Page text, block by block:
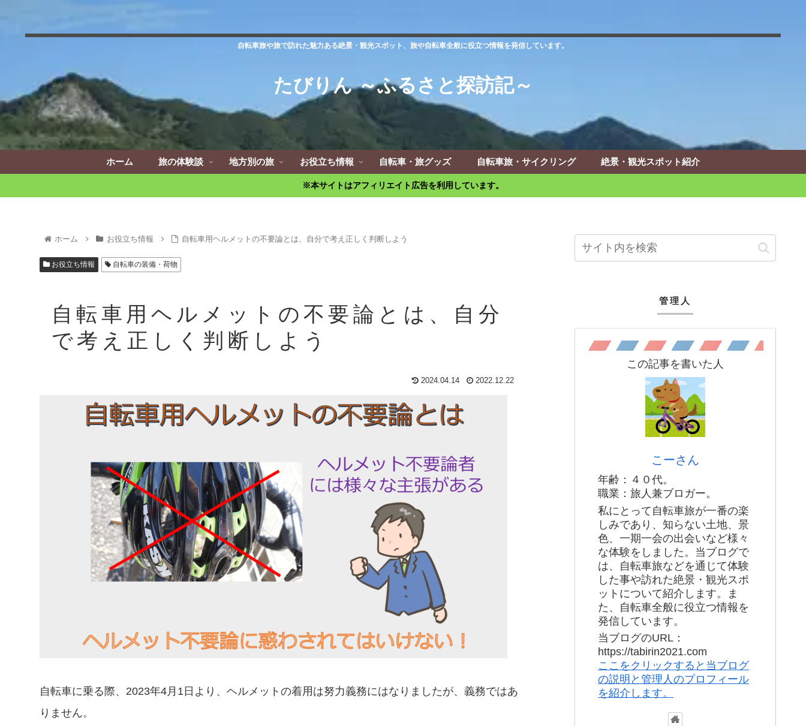
自転車旅や旅で訪れた魅力ある絶景・観光スポット、旅や自転車全般に役立つ情報を発信しています。
たびりん ～ふるさと探訪記～
ホーム 旅の体験談 地方別の旅 お役立ち情報 自転車・旅グッズ 自転車旅・サイクリング 絶景・観光スポット紹介
※本サイトはアフィリエイト広告を利用しています。
ホーム お役立ち情報 自転車用ヘルメットの不要論とは、自分で考え正しく判断しよう
お役立ち情報 自転車の装備・荷物
自転車用ヘルメットの不要論とは、自分
で考え正しく判断しよう
2024.04.14 2022.12.22
自転車に乗る際、2023年4月1日より、ヘルメットの着用は努力義務にはなりましたが、義務ではあ
りません。
管理人
この記事を書いた人
こーさん
年齢：４０代。
職業：旅人兼ブロガー。
私にとって自転車旅が一番の楽
しみであり、知らない土地、景
色、一期一会の出会いなど様々
な体験をしました。当ブログで
は、自転車旅などを通じて体験
した事や訪れた絶景・観光スポ
ットについて紹介します。ま
た、自転車全般に役立つ情報を
発信しています。
当ブログのURL：
https://tabirin2021.com
ここをクリックすると当ブログ
の説明と管理人のプロフィール
を紹介します。